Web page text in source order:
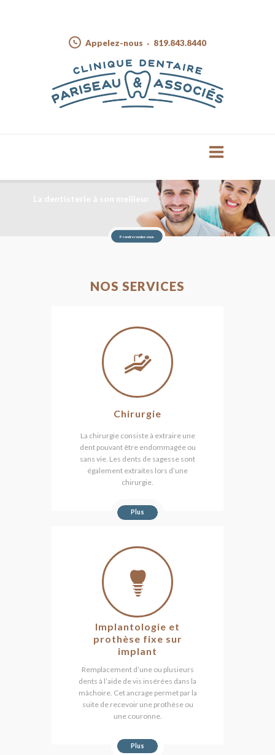
Appelez-nous 819.843.8440
Prendre rendez-vous
NOS SERVICES
Chirurgie
La chirurgie consiste à extraire une
dent pouvant être endommagée ou
sans vie. Les dents de sagesse sont
également extraites lors d’une
chirurgie.
Plus
Implantologie et
prothèse fixe sur
implant
Remplacement d’une ou plusieurs
dents à l’aide de vis insérées dans la
mâchoire. Cet ancrage permet par la
suite de recevoir une prothèse ou
une couronne.
Plus